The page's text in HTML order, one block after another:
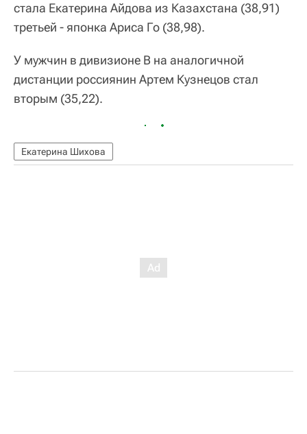
стала Екатерина Айдова из Казахстана (38,91)
третьей - японка Ариса Го (38,98).
У мужчин в дивизионе B на аналогичной
дистанции россиянин Артем Кузнецов стал
вторым (35,22).
Екатерина Шихова